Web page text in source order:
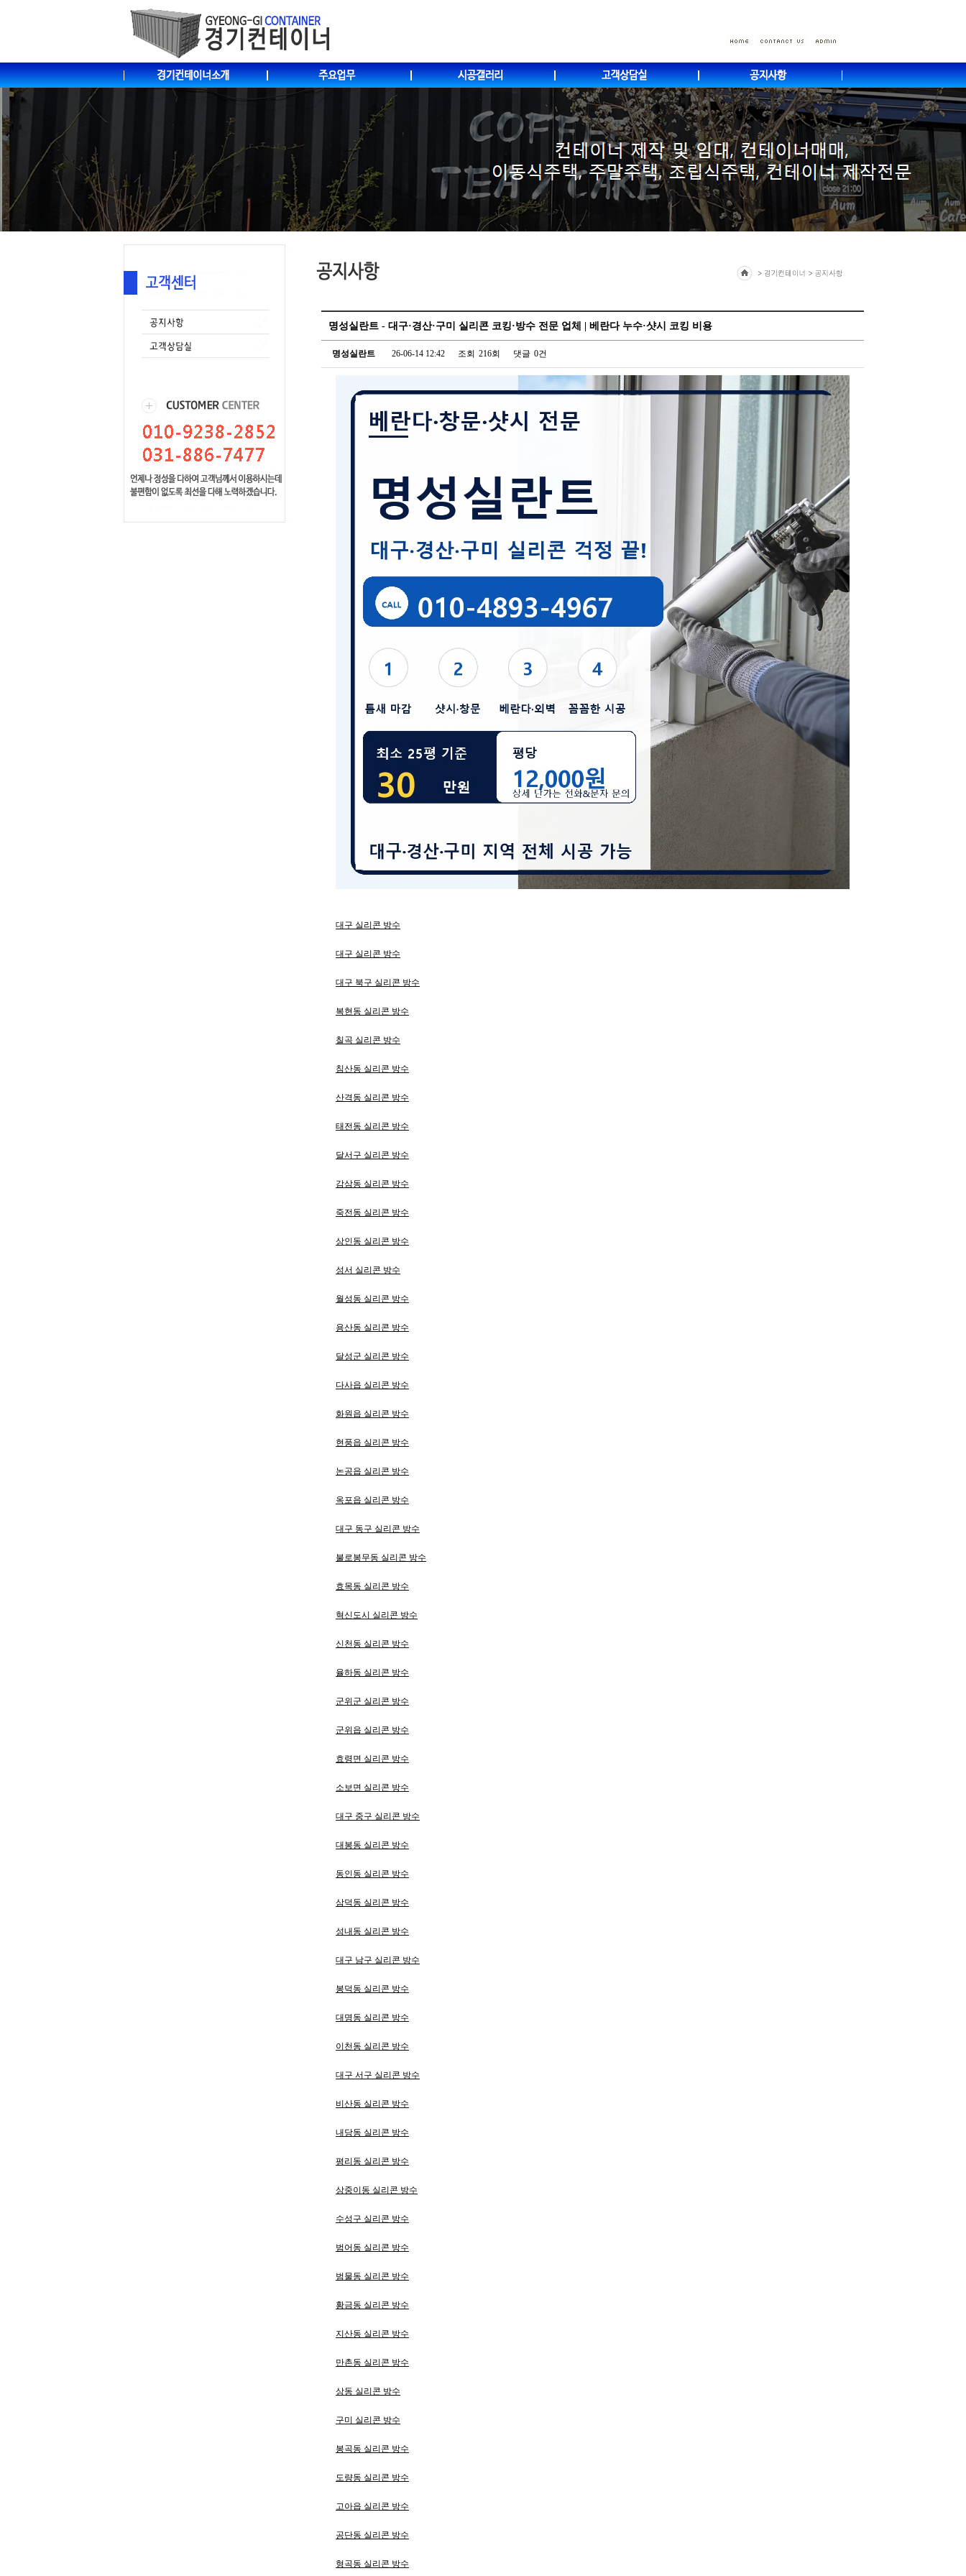
명성실란트 - 대구·경산·구미 실리콘 코킹·방수 전문 업체 | 베란다 누수·샷시 코킹 비용
명성실란트 26-06-14 12:42 조회 216회 댓글 0건
대구 실리콘 방수
대구 실리콘 방수
대구 북구 실리콘 방수
복현동 실리콘 방수
칠곡 실리콘 방수
침산동 실리콘 방수
산격동 실리콘 방수
태전동 실리콘 방수
달서구 실리콘 방수
감삼동 실리콘 방수
죽전동 실리콘 방수
상인동 실리콘 방수
성서 실리콘 방수
월성동 실리콘 방수
용산동 실리콘 방수
달성군 실리콘 방수
다사읍 실리콘 방수
화원읍 실리콘 방수
현풍읍 실리콘 방수
논공읍 실리콘 방수
옥포읍 실리콘 방수
대구 동구 실리콘 방수
불로봉무동 실리콘 방수
효목동 실리콘 방수
혁신도시 실리콘 방수
신천동 실리콘 방수
율하동 실리콘 방수
군위군 실리콘 방수
군위읍 실리콘 방수
효령면 실리콘 방수
소보면 실리콘 방수
대구 중구 실리콘 방수
대봉동 실리콘 방수
동인동 실리콘 방수
삼덕동 실리콘 방수
성내동 실리콘 방수
대구 남구 실리콘 방수
봉덕동 실리콘 방수
대명동 실리콘 방수
이천동 실리콘 방수
대구 서구 실리콘 방수
비산동 실리콘 방수
내당동 실리콘 방수
평리동 실리콘 방수
상중이동 실리콘 방수
수성구 실리콘 방수
범어동 실리콘 방수
범물동 실리콘 방수
황금동 실리콘 방수
지산동 실리콘 방수
만촌동 실리콘 방수
상동 실리콘 방수
구미 실리콘 방수
봉곡동 실리콘 방수
도량동 실리콘 방수
고아읍 실리콘 방수
공단동 실리콘 방수
형곡동 실리콘 방수